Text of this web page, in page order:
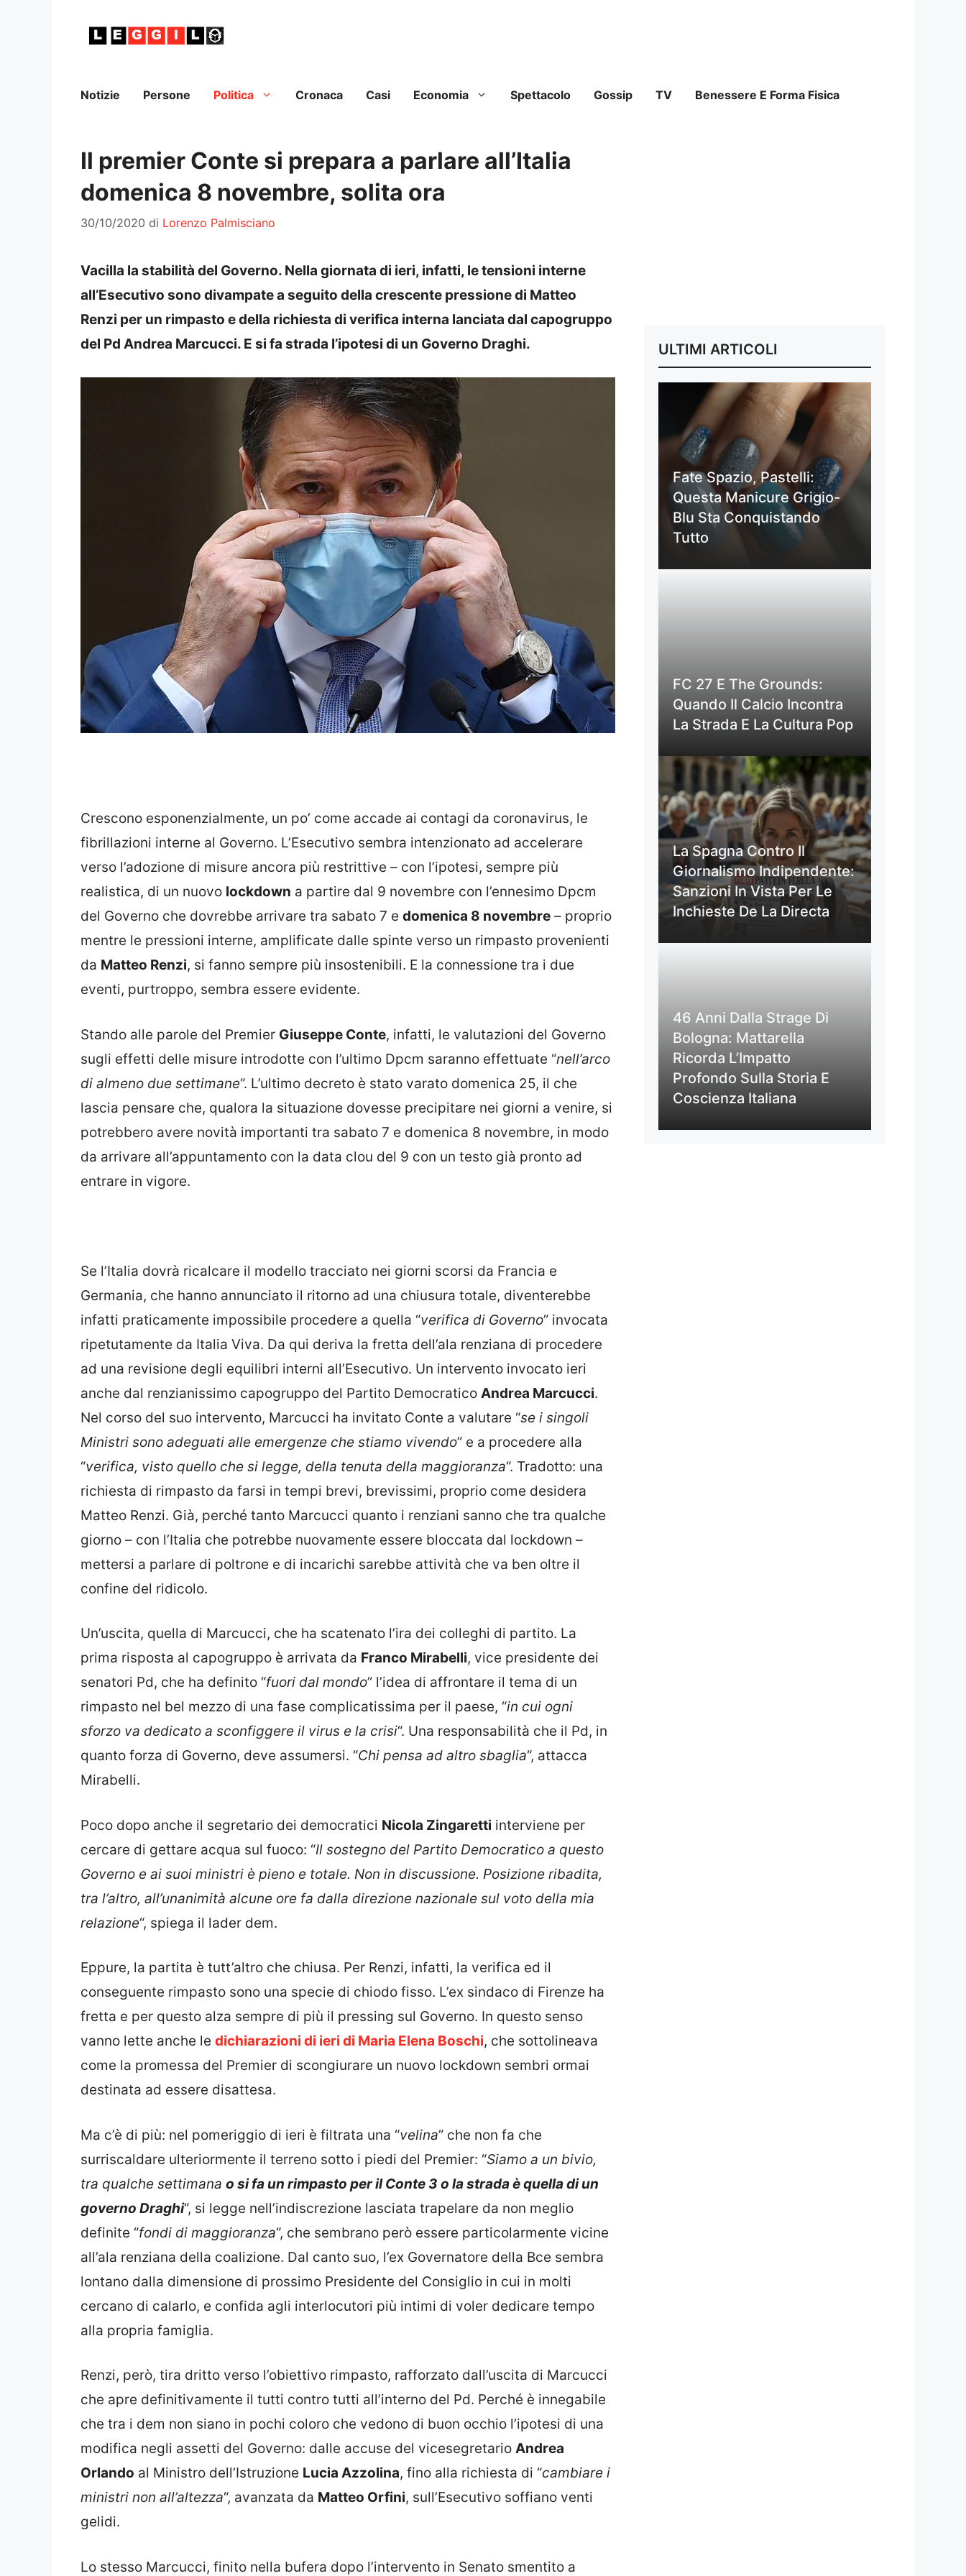
Notizie Persone Politica Cronaca Casi Economia Spettacolo Gossip TV Benessere E Forma Fisica
Il premier Conte si prepara a parlare all’Italia
domenica 8 novembre, solita ora
30/10/2020 di Lorenzo Palmisciano
Vacilla la stabilità del Governo. Nella giornata di ieri, infatti, le tensioni interne
all’Esecutivo sono divampate a seguito della crescente pressione di Matteo
Renzi per un rimpasto e della richiesta di verifica interna lanciata dal capogruppo
del Pd Andrea Marcucci. E si fa strada l’ipotesi di un Governo Draghi.
Crescono esponenzialmente, un po’ come accade ai contagi da coronavirus, le
fibrillazioni interne al Governo. L’Esecutivo sembra intenzionato ad accelerare
verso l’adozione di misure ancora più restrittive – con l’ipotesi, sempre più
realistica, di un nuovo lockdown a partire dal 9 novembre con l’ennesimo Dpcm
del Governo che dovrebbe arrivare tra sabato 7 e domenica 8 novembre – proprio
mentre le pressioni interne, amplificate dalle spinte verso un rimpasto provenienti
da Matteo Renzi, si fanno sempre più insostenibili. E la connessione tra i due
eventi, purtroppo, sembra essere evidente.
Stando alle parole del Premier Giuseppe Conte, infatti, le valutazioni del Governo
sugli effetti delle misure introdotte con l’ultimo Dpcm saranno effettuate “nell’arco
di almeno due settimane“. L’ultimo decreto è stato varato domenica 25, il che
lascia pensare che, qualora la situazione dovesse precipitare nei giorni a venire, si
potrebbero avere novità importanti tra sabato 7 e domenica 8 novembre, in modo
da arrivare all’appuntamento con la data clou del 9 con un testo già pronto ad
entrare in vigore.
Se l’Italia dovrà ricalcare il modello tracciato nei giorni scorsi da Francia e
Germania, che hanno annunciato il ritorno ad una chiusura totale, diventerebbe
infatti praticamente impossibile procedere a quella “verifica di Governo” invocata
ripetutamente da Italia Viva. Da qui deriva la fretta dell’ala renziana di procedere
ad una revisione degli equilibri interni all’Esecutivo. Un intervento invocato ieri
anche dal renzianissimo capogruppo del Partito Democratico Andrea Marcucci.
Nel corso del suo intervento, Marcucci ha invitato Conte a valutare “se i singoli
Ministri sono adeguati alle emergenze che stiamo vivendo” e a procedere alla
“verifica, visto quello che si legge, della tenuta della maggioranza“. Tradotto: una
richiesta di rimpasto da farsi in tempi brevi, brevissimi, proprio come desidera
Matteo Renzi. Già, perché tanto Marcucci quanto i renziani sanno che tra qualche
giorno – con l’Italia che potrebbe nuovamente essere bloccata dal lockdown –
mettersi a parlare di poltrone e di incarichi sarebbe attività che va ben oltre il
confine del ridicolo.
Un’uscita, quella di Marcucci, che ha scatenato l’ira dei colleghi di partito. La
prima risposta al capogruppo è arrivata da Franco Mirabelli, vice presidente dei
senatori Pd, che ha definito “fuori dal mondo” l’idea di affrontare il tema di un
rimpasto nel bel mezzo di una fase complicatissima per il paese, “in cui ogni
sforzo va dedicato a sconfiggere il virus e la crisi“. Una responsabilità che il Pd, in
quanto forza di Governo, deve assumersi. “Chi pensa ad altro sbaglia“, attacca
Mirabelli.
Poco dopo anche il segretario dei democratici Nicola Zingaretti interviene per
cercare di gettare acqua sul fuoco: “Il sostegno del Partito Democratico a questo
Governo e ai suoi ministri è pieno e totale. Non in discussione. Posizione ribadita,
tra l’altro, all’unanimità alcune ore fa dalla direzione nazionale sul voto della mia
relazione“, spiega il lader dem.
Eppure, la partita è tutt’altro che chiusa. Per Renzi, infatti, la verifica ed il
conseguente rimpasto sono una specie di chiodo fisso. L’ex sindaco di Firenze ha
fretta e per questo alza sempre di più il pressing sul Governo. In questo senso
vanno lette anche le dichiarazioni di ieri di Maria Elena Boschi, che sottolineava
come la promessa del Premier di scongiurare un nuovo lockdown sembri ormai
destinata ad essere disattesa.
Ma c’è di più: nel pomeriggio di ieri è filtrata una “velina” che non fa che
surriscaldare ulteriormente il terreno sotto i piedi del Premier: “Siamo a un bivio,
tra qualche settimana o si fa un rimpasto per il Conte 3 o la strada è quella di un
governo Draghi“, si legge nell’indiscrezione lasciata trapelare da non meglio
definite “fondi di maggioranza“, che sembrano però essere particolarmente vicine
all’ala renziana della coalizione. Dal canto suo, l’ex Governatore della Bce sembra
lontano dalla dimensione di prossimo Presidente del Consiglio in cui in molti
cercano di calarlo, e confida agli interlocutori più intimi di voler dedicare tempo
alla propria famiglia.
Renzi, però, tira dritto verso l’obiettivo rimpasto, rafforzato dall’uscita di Marcucci
che apre definitivamente il tutti contro tutti all’interno del Pd. Perché è innegabile
che tra i dem non siano in pochi coloro che vedono di buon occhio l’ipotesi di una
modifica negli assetti del Governo: dalle accuse del vicesegretario Andrea
Orlando al Ministro dell’Istruzione Lucia Azzolina, fino alla richiesta di “cambiare i
ministri non all’altezza“, avanzata da Matteo Orfini, sull’Esecutivo soffiano venti
gelidi.
Lo stesso Marcucci, finito nella bufera dopo l’intervento in Senato smentito a
ULTIMI ARTICOLI
Fate Spazio, Pastelli:
Questa Manicure Grigio-
Blu Sta Conquistando
Tutto
FC 27 E The Grounds:
Quando Il Calcio Incontra
La Strada E La Cultura Pop
La Spagna Contro Il
Giornalismo Indipendente:
Sanzioni In Vista Per Le
Inchieste De La Directa
46 Anni Dalla Strage Di
Bologna: Mattarella
Ricorda L’Impatto
Profondo Sulla Storia E
Coscienza Italiana